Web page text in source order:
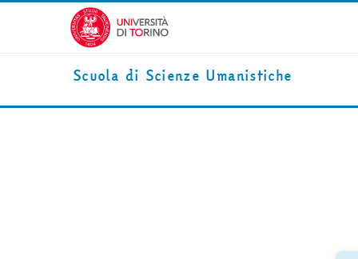
Vai al contenuto principale
Scuola di Scienze Umanistiche